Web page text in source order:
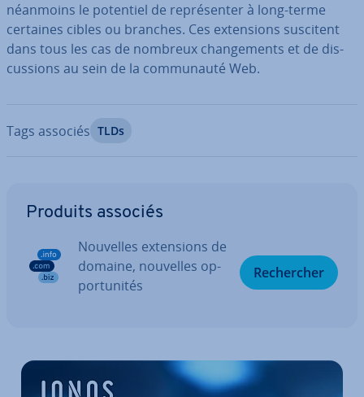
néanmoins le potentiel de re­pré­sen­ter à long-terme
certaines cibles ou branches. Ces ex­ten­sions suscitent
dans tous les cas de nombreux chan­ge­ments et de dis­
cus­sions au sein de la com­mu­nauté Web.
Tags associés TLDs
Produits associés
Nouvelles ex­ten­sions de
domaine, nouvelles op­
por­tu­ni­tés
Re­cher­cher